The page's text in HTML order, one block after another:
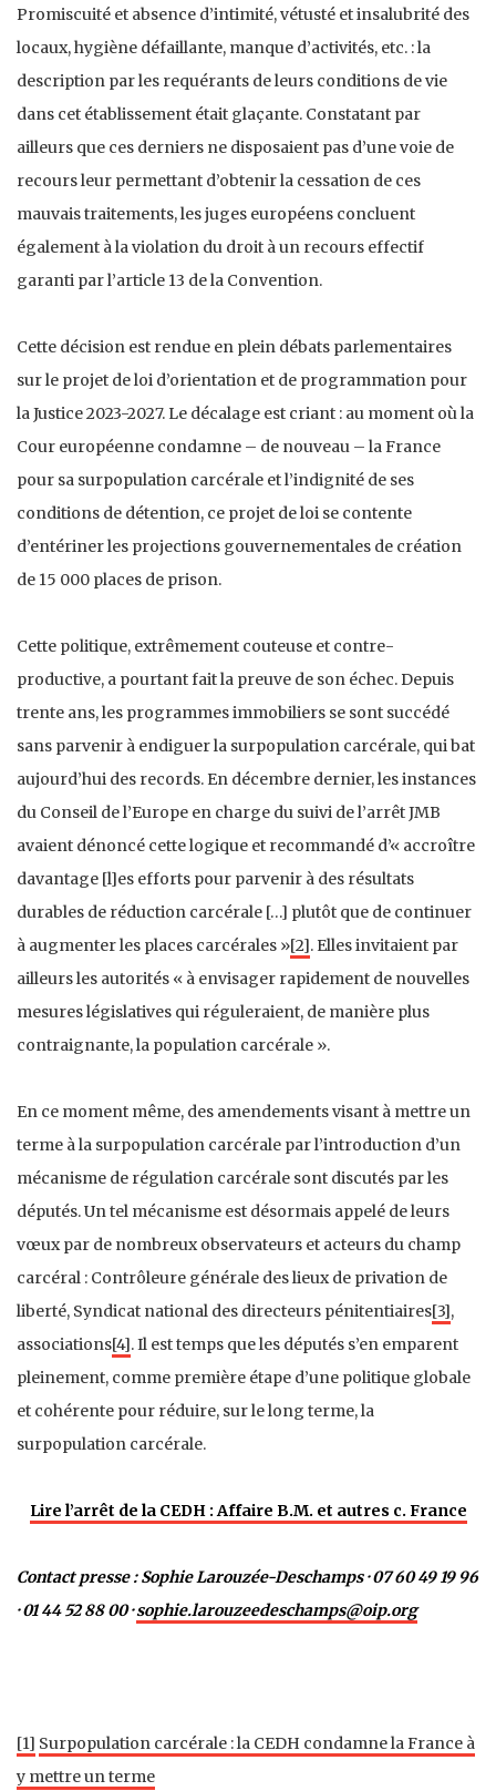
Promiscuité et absence d’intimité, vétusté et insalubrité des
locaux, hygiène défaillante, manque d’activités, etc. : la
description par les requérants de leurs conditions de vie
dans cet établissement était glaçante. Constatant par
ailleurs que ces derniers ne disposaient pas d’une voie de
recours leur permettant d’obtenir la cessation de ces
mauvais traitements, les juges européens concluent
également à la violation du droit à un recours effectif
garanti par l’article 13 de la Convention.
Cette décision est rendue en plein débats parlementaires
sur le projet de loi d’orientation et de programmation pour
la Justice 2023-2027. Le décalage est criant : au moment où la
Cour européenne condamne – de nouveau – la France
pour sa surpopulation carcérale et l’indignité de ses
conditions de détention, ce projet de loi se contente
d’entériner les projections gouvernementales de création
de 15 000 places de prison.
Cette politique, extrêmement couteuse et contre-
productive, a pourtant fait la preuve de son échec. Depuis
trente ans, les programmes immobiliers se sont succédé
sans parvenir à endiguer la surpopulation carcérale, qui bat
aujourd’hui des records. En décembre dernier, les instances
du Conseil de l’Europe en charge du suivi de l’arrêt JMB
avaient dénoncé cette logique et recommandé d’« accroître
davantage [l]es efforts pour parvenir à des résultats
durables de réduction carcérale […] plutôt que de continuer
à augmenter les places carcérales »[2]. Elles invitaient par
ailleurs les autorités « à envisager rapidement de nouvelles
mesures législatives qui réguleraient, de manière plus
contraignante, la population carcérale ».
En ce moment même, des amendements visant à mettre un
terme à la surpopulation carcérale par l’introduction d’un
mécanisme de régulation carcérale sont discutés par les
députés. Un tel mécanisme est désormais appelé de leurs
vœux par de nombreux observateurs et acteurs du champ
carcéral : Contrôleure générale des lieux de privation de
liberté, Syndicat national des directeurs pénitentiaires[3],
associations[4]. Il est temps que les députés s’en emparent
pleinement, comme première étape d’une politique globale
et cohérente pour réduire, sur le long terme, la
surpopulation carcérale.
Lire l’arrêt de la CEDH : Affaire B.M. et autres c. France
Contact presse : Sophie Larouzée-Deschamps· 07 60 49 19 96
· 01 44 52 88 00 ·sophie.larouzeedeschamps@oip.org
[1] Surpopulation carcérale : la CEDH condamne la France à
y mettre un terme